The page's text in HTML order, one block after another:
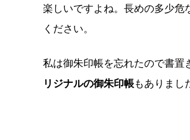
楽しいですよね。長めの多少危
ください。
私は御朱印帳を忘れたので書置
リジナルの御朱印帳もありまし